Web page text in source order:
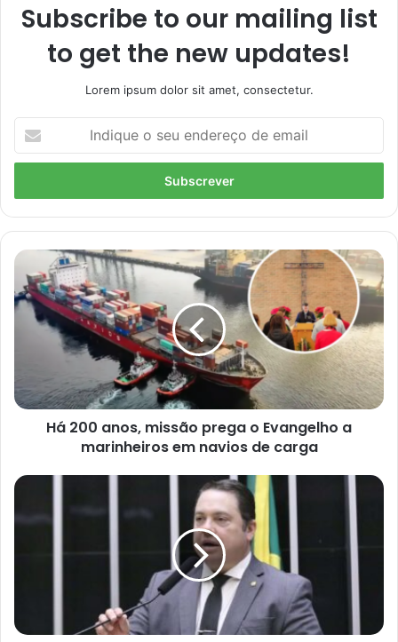
Subscribe to our mailing list
to get the new updates!
Lorem ipsum dolor sit amet, consectetur.
seu
de
email
Há
200
anos,
missão
a
marinheiros
carga
Há 200 anos, missão prega o Evangelho a
marinheiros em navios de carga
Rodolfo
Gilmar